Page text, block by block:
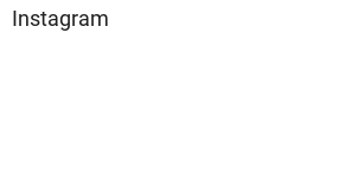
Instagram